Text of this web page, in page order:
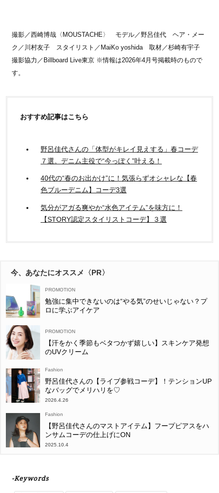
撮影／西崎博哉〈MOUSTACHE〉 モデル／野呂佳代 ヘア・メー
ク／川村友子 スタイリスト／MaiKo yoshida 取材／杉崎有宇子
撮影協力／Billboard Live東京 ※情報は2026年4月号掲載時のもので
す。
おすすめ記事はこちら
野呂佳代さんの「体型がキレイ見えする」春コーデ
７選。デニム主役で“今っぽく”叶える！
40代の“春のお出かけ”に！気張らずオシャレな【春
色ブルーデニム】コーデ3選
気分がアガる爽やか“水色アイテム”を味方に！
【STORY認定スタイリストコーデ】３選
今、あなたにオススメ〈PR〉
勉強に集中できないのは“やる気”のせいじゃない？プ
ロに学ぶアイケア
【汗をかく季節もベタつかず嬉しい】スキンケア発想
のUVクリーム
Fashion
野呂佳代さんの【ライブ参戦コーデ】！テンションUP
なバッグでメリハリを♡
2026.4.26
Fashion
【野呂佳代さんのマストアイテム】フープピアスをハ
ンサムコーデの仕上げにON
2025.10.4
-Keywords